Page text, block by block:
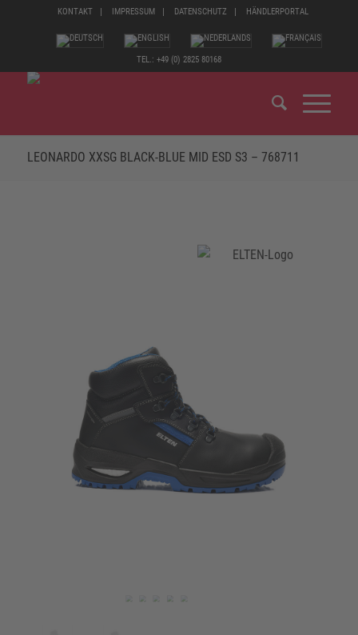
KONTAKT IMPRESSUM DATENSCHUTZ HÄNDLERPORTAL
TEL.: +49 (0) 2825 80168
LEONARDO XXSG BLACK-BLUE MID ESD S3 – 768711